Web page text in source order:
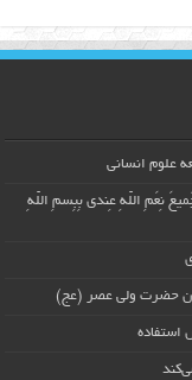
علوم انسانی
نِعَمِ اللّهِ عِندی بِبِسمِ اللّهِ
حضرت ولی عصر (عج)
استفاده